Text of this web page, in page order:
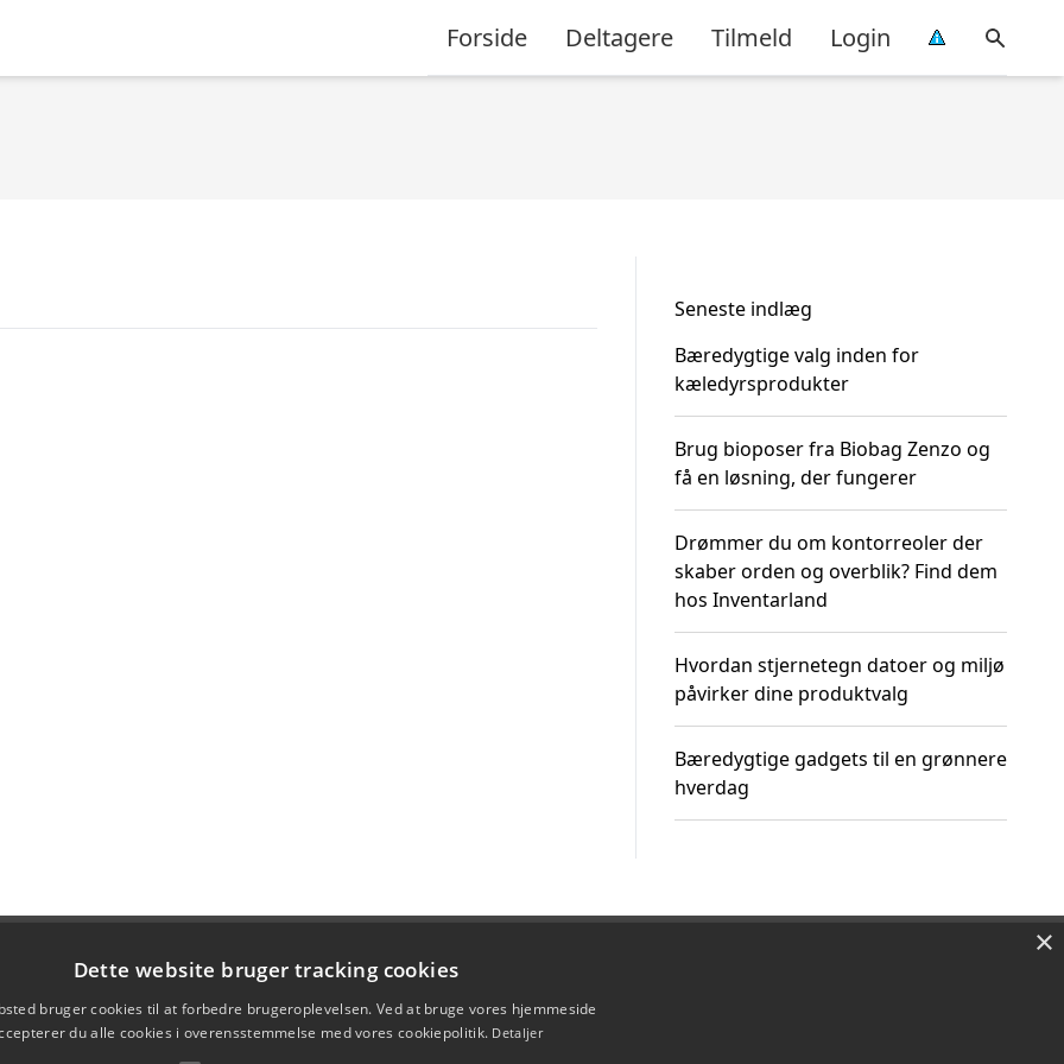
Forside Deltagere Tilmeld Login
Seneste indlæg
Bæredygtige valg inden for
kæledyrsprodukter
Brug bioposer fra Biobag Zenzo og
få en løsning, der fungerer
Drømmer du om kontorreoler der
skaber orden og overblik? Find dem
hos Inventarland
Hvordan stjernetegn datoer og miljø
påvirker dine produktvalg
Bæredygtige gadgets til en grønnere
hverdag
×
Dette website bruger tracking cookies
bruger cookies til at forbedre brugeroplevelsen. Ved at bruge vores hjemmeside
du alle cookies i overensstemmelse med vores cookiepolitik. Detaljer